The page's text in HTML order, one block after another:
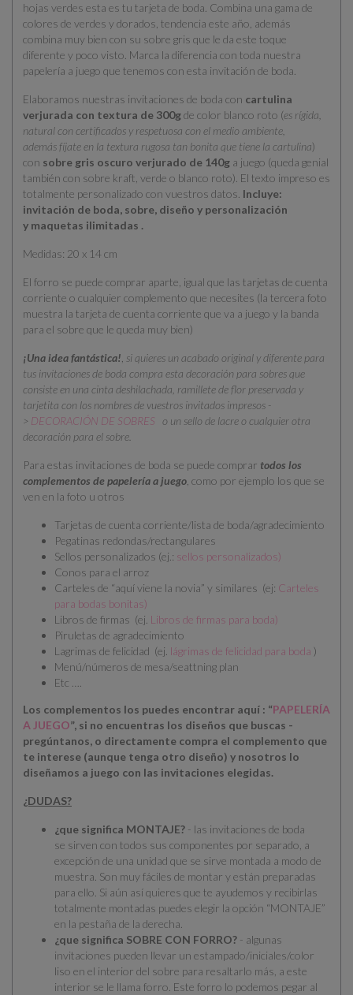
hojas verdes esta es tu tarjeta de boda. Combina una gama de
colores de verdes y dorados, tendencia este año, además
combina muy bien con su sobre gris que le da este toque
diferente y poco visto. Marca la diferencia con toda nuestra
papelería a juego que tenemos con esta invitación de boda.
Elaboramos nuestras invitaciones de boda con cartulina
verjurada con textura de 300gde color blanco roto (es rígida,
natural con certificados y respetuosa con el medio ambiente,
además fíjate en la textura rugosa tan bonita que tiene la cartulina)
con sobre gris oscuro verjurado de 140g a juego (queda genial
también con sobre kraft, verde o blanco roto). El texto impreso es
totalmente personalizado con vuestros datos. Incluye:
invitación de boda, sobre, diseño y personalización
y maquetas ilimitadas .
Medidas: 20 x 14 cm
El forro se puede comprar aparte, igual que las tarjetas de cuenta
corriente o cualquier complemento que necesites (la tercera foto
muestra la tarjeta de cuenta corriente que va a juego y la banda
para el sobre que le queda muy bien)
¡Una idea fantástica! si quieres un acabado original y diferente para
tus invitaciones de boda compra esta decoración para sobres que
consiste en una cinta deshilachada, ramillete de flor preservada y
tarjetita con los nombres de vuestros invitados impresos -
> DECORACIÓN DE SOBRES o un sello de lacre o cualquier otra
decoración para el sobre.
Para estas invitaciones de boda se puede comprar todos los
complementos de papelería a juego , como por ejemplo los que se
ven en la foto u otros
Tarjetas de cuenta corriente/lista de boda/agradecimiento
Pegatinas redondas/rectangulares
Sellos personalizados (ej.: sellos personalizados)
Conos para el arroz
Carteles de “aquí viene la novia” y similares (ej: Carteles
para bodas bonitas)
Libros de firmas (ej. Libros de firmas para boda)
Piruletas de agradecimiento
Lagrimas de felicidad (ej. lágrimas de felicidad para boda )
Menú/números de mesa/seattning plan
Etc ….
Los complementos los puedes encontrar aquí : “PAPELERÍA
A JUEGO”, si no encuentras los diseños que buscas -
pregúntanos, o directamente compra el complemento que
te interese (aunque tenga otro diseño) y nosotros lo
diseñamos a juego con las invitaciones elegidas.
¿DUDAS?
¿que significa MONTAJE? - las invitaciones de boda
se sirven con todos sus componentes por separado , a
excepción de una unidad que se sirve montada a modo de
muestra. Son muy fáciles de montar y están preparadas
para ello. Si aún así quieres que te ayudemos y recibirlas
totalmente montadas puedes elegir la opción “MONTAJE”
en la pestaña de la derecha.
¿que significa SOBRE CON FORRO? - algunas
invitaciones pueden llevar un estampado/iniciales/color
liso en el interior del sobre para resaltarlo más, a este
interior se le llama forro. Este forro lo podemos pegar al